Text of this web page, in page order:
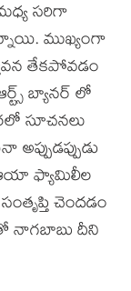
సరిగా
ముఖ్యంగా
తేకపోవడం
బ్యానర్ లో
సూచనలు
ఆయా ఫ్యామిలీల
చెందడం
నాగబాబు దీని